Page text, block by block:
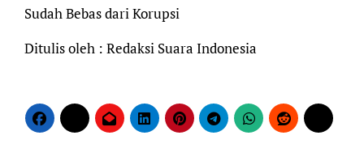
Sudah Bebas dari Korupsi
Ditulis oleh : Redaksi Suara Indonesia